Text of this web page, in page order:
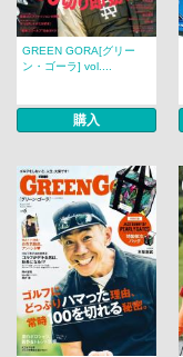
GREEN GORA[グリー
ン・ゴーラ] vol....
購入